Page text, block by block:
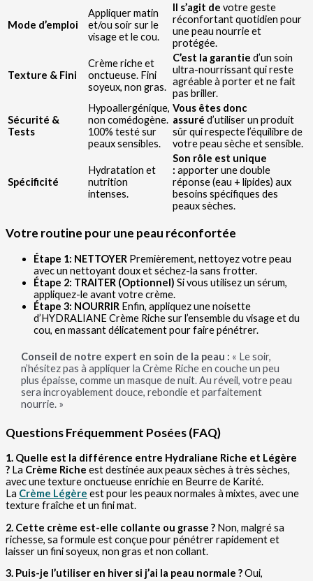
Mode d’emploi
Appliquer matin
et/ou soir sur le
visage et le cou.
Il s’agit de votre geste
réconfortant quotidien pour
une peau nourrie et
protégée.
Texture & Fini
Crème riche et
onctueuse. Fini
soyeux, non gras.
C’est la garantie d’un soin
ultra-nourrissant qui reste
agréable à porter et ne fait
pas briller.
Sécurité &
Tests
Hypoallergénique,
non comédogène.
100% testé sur
peaux sensibles.
Vous êtes donc
assuré d’utiliser un produit
sûr qui respecte l’équilibre de
votre peau sèche et sensible.
Spécificité
Hydratation et
nutrition
intenses.
Son rôle est unique
: apporter une double
réponse (eau + lipides) aux
besoins spécifiques des
peaux sèches.
Votre routine pour une peau réconfortée
Étape 1: NETTOYER Premièrement, nettoyez votre peau
avec un nettoyant doux et séchez-la sans frotter.
Étape 2: TRAITER (Optionnel) Si vous utilisez un sérum,
appliquez-le avant votre crème.
Étape 3: NOURRIR Enfin, appliquez une noisette
d’HYDRALIANE Crème Riche sur l’ensemble du visage et du
cou, en massant délicatement pour faire pénétrer.
Conseil de notre expert en soin de la peau : « Le soir,
n’hésitez pas à appliquer la Crème Riche en couche un peu
plus épaisse, comme un masque de nuit. Au réveil, votre peau
sera incroyablement douce, rebondie et parfaitement
nourrie. »
Questions Fréquemment Posées (FAQ)
1. Quelle est la différence entre Hydraliane Riche et Légère
? La Crème Riche est destinée aux peaux sèches à très sèches,
avec une texture onctueuse enrichie en Beurre de Karité.
La Crème Légère est pour les peaux normales à mixtes, avec une
texture fraîche et un fini mat.
2. Cette crème est-elle collante ou grasse ? Non, malgré sa
richesse, sa formule est conçue pour pénétrer rapidement et
laisser un fini soyeux, non gras et non collant.
3. Puis-je l’utiliser en hiver si j’ai la peau normale ?Oui,